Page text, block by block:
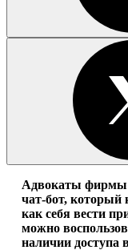
Адвокаты фирмы
чат-бот, который
как себя вести
можно
наличии доступа